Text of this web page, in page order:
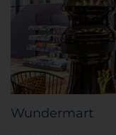
Wundermart